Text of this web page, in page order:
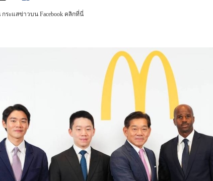
ระแสข่าวบน Facebook คลิกที่นี่